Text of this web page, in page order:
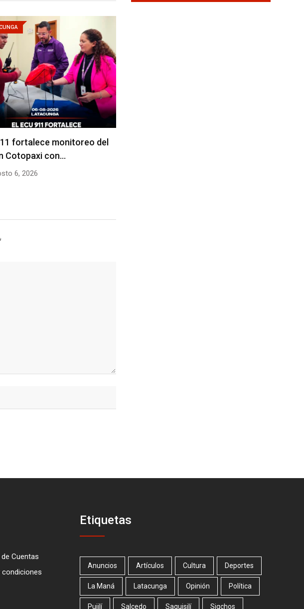
fortalece monitoreo del
Cotopaxi con…
6, 2026
Cuentas
condiciones
Etiquetas
Anuncios Artículos Cultura Deportes
La Maná Latacunga Opinión Política
Pujilí Salcedo Saquisilí Sigchos